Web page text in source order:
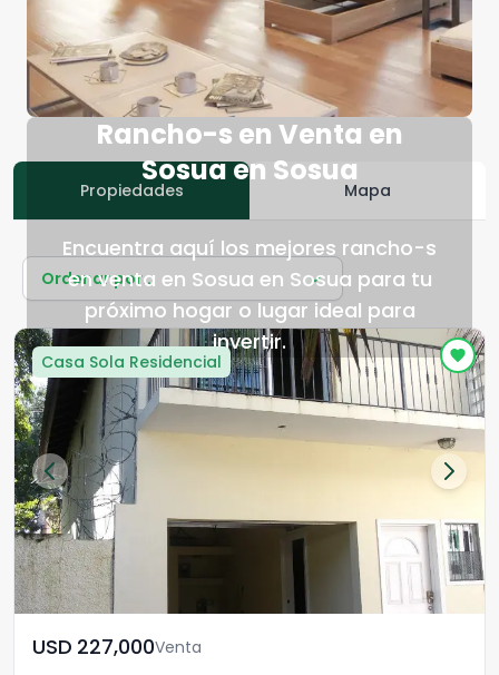
Rancho-s en Venta en
Sosua en Sosua
Encuentra aquí los mejores rancho-s
en venta en Sosua en Sosua para tu
próximo hogar o lugar ideal para
invertir.
Propiedades Mapa
Ordenar por...
Casa Sola Residencial
USD	227,000Venta